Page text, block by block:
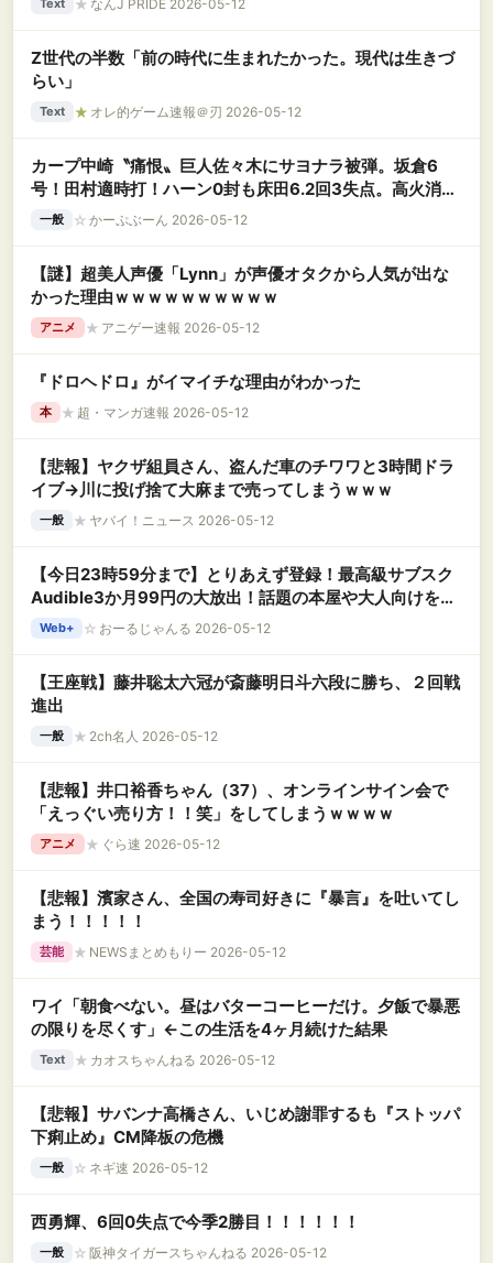
Text ★ なんJ PRIDE 2026-05-12
Z世代の半数「前の時代に生まれたかった。現代は生きづ
らい」
Text ★ オレ的ゲーム速報＠刃 2026-05-12
カープ中崎〝痛恨〟巨人佐々木にサヨナラ被弾。坂倉6
号！田村適時打！ハーン0封も床田6.2回3失点。高火消し
失敗【広島3-5x巨人/試合結果】
一般 ☆ かーぷぶーん 2026-05-12
【謎】超美人声優「Lynn」が声優オタクから人気が出な
かった理由ｗｗｗｗｗｗｗｗｗｗ
アニメ ★ アニゲー速報 2026-05-12
『ドロヘドロ』がイマイチな理由がわかった
本 ★ 超・マンガ速報 2026-05-12
【悲報】ヤクザ組員さん、盗んだ車のチワワと3時間ドラ
イブ→川に投げ捨て大麻まで売ってしまうｗｗｗ
一般 ★ ヤバイ！ニュース 2026-05-12
【今日23時59分まで】とりあえず登録！最高級サブスク
Audible3か月99円の大放出！話題の本屋や大人向けを主
演や人気声優が音読、通勤睡眠に最高ｗ
Web+ ☆ おーるじゃんる 2026-05-12
【王座戦】藤井聡太六冠が斎藤明日斗六段に勝ち、２回戦
進出
一般 ★ 2ch名人 2026-05-12
【悲報】井口裕香ちゃん（37）、オンラインサイン会で
「えっぐい売り方！！笑」をしてしまうｗｗｗｗ
アニメ ★ ぐら速 2026-05-12
【悲報】濱家さん、全国の寿司好きに『暴言』を吐いてし
まう！！！！！
芸能 ★ NEWSまとめもりー 2026-05-12
ワイ「朝食べない。昼はバターコーヒーだけ。夕飯で暴悪
の限りを尽くす」←この生活を4ヶ月続けた結果
Text ★ カオスちゃんねる 2026-05-12
【悲報】サバンナ高橋さん、いじめ謝罪するも『ストッパ
下痢止め』CM降板の危機
一般 ☆ ネギ速 2026-05-12
西勇輝、6回0失点で今季2勝目！！！！！！
一般 ☆ 阪神タイガースちゃんねる 2026-05-12